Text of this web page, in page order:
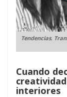
Tendencias,
Cuando
interiores